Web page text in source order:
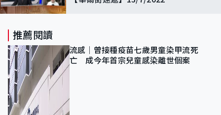
推薦閱讀
流感｜曾接種疫苗七歲男童染甲流死
亡 成今年首宗兒童感染離世個案